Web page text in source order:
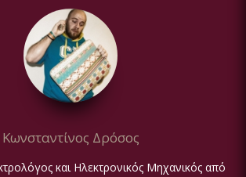
Κωνσταντίνος Δρόσος
και Ηλεκτρονικός Μηχανικός από